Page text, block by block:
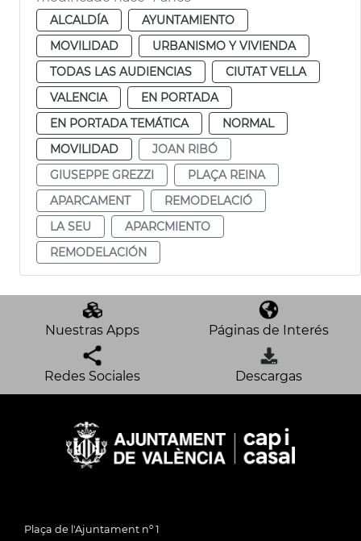
ALCALDÍA
AYUNTAMIENTO
MOVILIDAD
URBANISMO Y VIVIENDA
TODAS LAS AUDIENCIAS
CIUTAT VELLA
VALENCIA
EN PORTADA
EN PORTADA TEMÁTICA
NORMAL
MOVILIDAD
JOAN RIBÓ
GIUSEPPE GREZZI
PLAÇA REINA
APARCAMENT
REMODELACIÓ
LA SEU
APARCMIENTO
REMODELACIÓN
Nuestras Apps Páginas de Interés
Redes Sociales Descargas
Plaça de l'Ajuntament nº 1